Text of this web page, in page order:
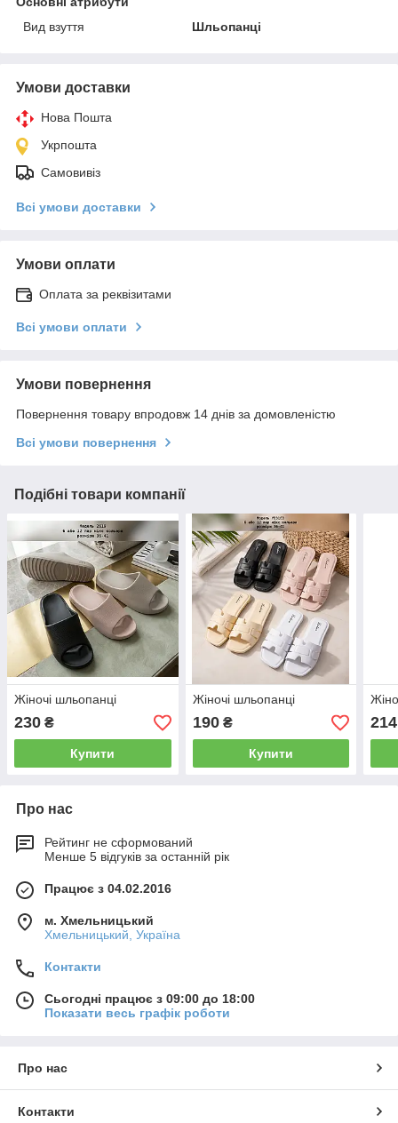
Вид взуття
Шльопанці
Умови доставки
Нова Пошта
Укрпошта
Самовивіз
Всі умови доставки
Умови оплати
Оплата за реквізитами
Всі умови оплати
Умови повернення
Повернення товару впродовж 14 днів за домовленістю
Всі умови повернення
Подібні товари компанії
Жіночі шльопанці
230 ₴
Купити
Жіночі шльопанці
190₴
Купити
214
Про нас
Рейтинг не сформований
Менше 5 відгуків за останній рік
Працює з 04.02.2016
м. Хмельницький
Хмельницький, Україна
Контакти
Сьогодні працює з 09:00 до 18:00
Показати весь графік роботи
Про нас
Контакти